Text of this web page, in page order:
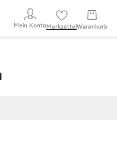
Mein KontoMerkzettel Warenkorb